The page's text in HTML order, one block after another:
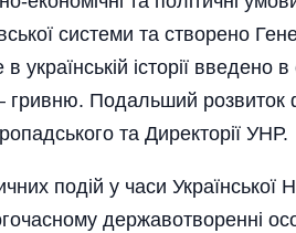
системи та створено
українській історії введено
гривню. Подальший розвиток
та Директорії УНР.
подій у часи
державотворенні